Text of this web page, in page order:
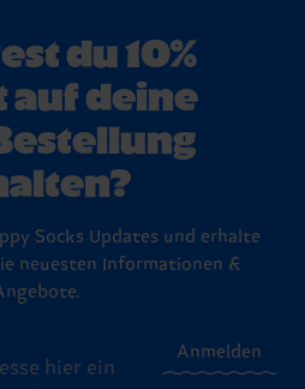
zu machen!).
– dort findest du die
für den Rückversand.
du 10%
auf deine
Socks Updates und erhalte
neuesten Informationen &
Anmelden